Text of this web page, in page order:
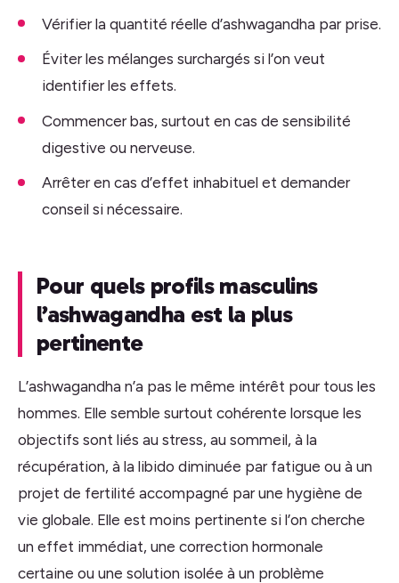
Vérifier la quantité réelle d’ashwagandha par prise.
Éviter les mélanges surchargés si l’on veut
identifier les effets.
Commencer bas, surtout en cas de sensibilité
digestive ou nerveuse.
Arrêter en cas d’effet inhabituel et demander
conseil si nécessaire.
Pour quels profils masculins
l’ashwagandha est la plus
pertinente
L’ashwagandha n’a pas le même intérêt pour tous les
hommes. Elle semble surtout cohérente lorsque les
objectifs sont liés au stress, au sommeil, à la
récupération, à la libido diminuée par fatigue ou à un
projet de fertilité accompagné par une hygiène de
vie globale. Elle est moins pertinente si l’on cherche
un effet immédiat, une correction hormonale
certaine ou une solution isolée à un problème